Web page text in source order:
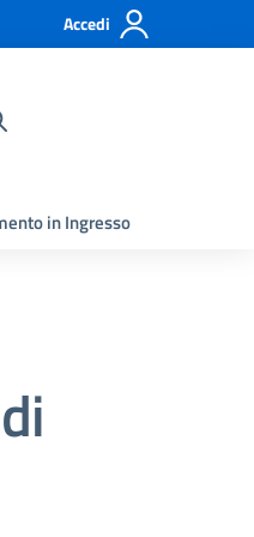
Accedi
in Ingresso